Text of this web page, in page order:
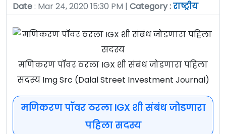
Date: Mar 24, 2020 15:30 PM | Category :राष्ट्रीय
मणिकरण पॉवर ठरला IGX शी संबंध जोडणारा पहिला
सदस्य Img Src (Dalal Street Investment Journal)
मणिकरण पॉवर ठरला IGX शी संबंध जोडणारा
पहिला सदस्य